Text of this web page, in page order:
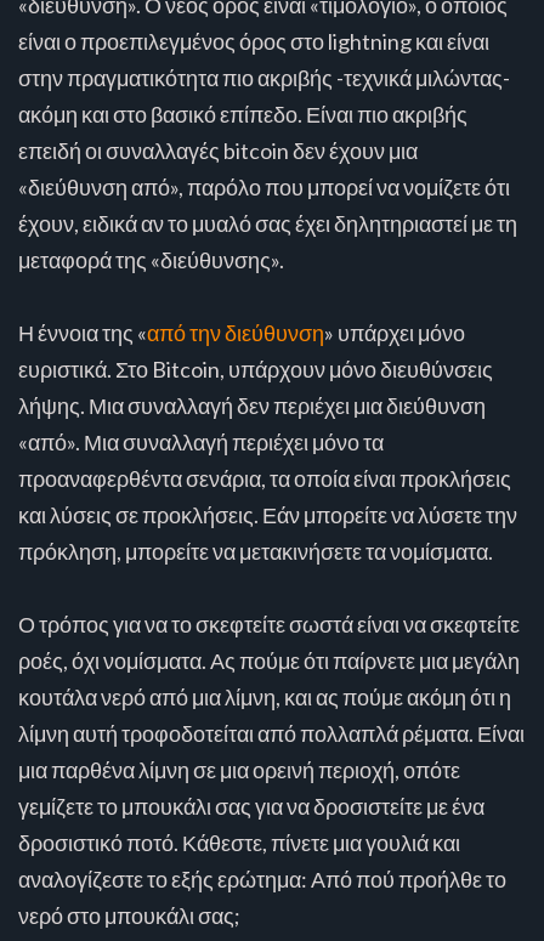
είναι ο προεπιλεγμένος όρος στο lightning και είναι
στην πραγματικότητα πιο ακριβής -τεχνικά μιλώντας-
ακόμη και στο βασικό επίπεδο. Είναι πιο ακριβής
επειδή οι συναλλαγές bitcoin δεν έχουν μια
«διεύθυνση από», παρόλο που μπορεί να νομίζετε ότι
έχουν, ειδικά αν το μυαλό σας έχει δηλητηριαστεί με τη
μεταφορά της «διεύθυνσης».
Η έννοια της «από την διεύθυνση» υπάρχει μόνο
ευριστικά. Στο Bitcoin, υπάρχουν μόνο διευθύνσεις
λήψης. Μια συναλλαγή δεν περιέχει μια διεύθυνση
«από». Μια συναλλαγή περιέχει μόνο τα
προαναφερθέντα σενάρια, τα οποία είναι προκλήσεις
και λύσεις σε προκλήσεις. Εάν μπορείτε να λύσετε την
πρόκληση, μπορείτε να μετακινήσετε τα νομίσματα.
Ο τρόπος για να το σκεφτείτε σωστά είναι να σκεφτείτε
ροές, όχι νομίσματα. Ας πούμε ότι παίρνετε μια μεγάλη
κουτάλα νερό από μια λίμνη, και ας πούμε ακόμη ότι η
λίμνη αυτή τροφοδοτείται από πολλαπλά ρέματα. Είναι
μια παρθένα λίμνη σε μια ορεινή περιοχή, οπότε
γεμίζετε το μπουκάλι σας για να δροσιστείτε με ένα
δροσιστικό ποτό. Κάθεστε, πίνετε μια γουλιά και
αναλογίζεστε το εξής ερώτημα: Από πού προήλθε το
νερό στο μπουκάλι σας;